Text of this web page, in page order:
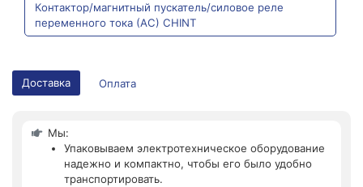
Контактор/магнитный пускатель/силовое реле
переменного тока (АС) CHINT
Доставка Оплата
Мы:
Упаковываем электротехническое оборудование
надежно и компактно, чтобы его было удобно
транспортировать.